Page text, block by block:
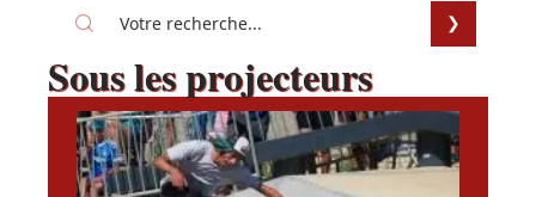
Sous les projecteurs